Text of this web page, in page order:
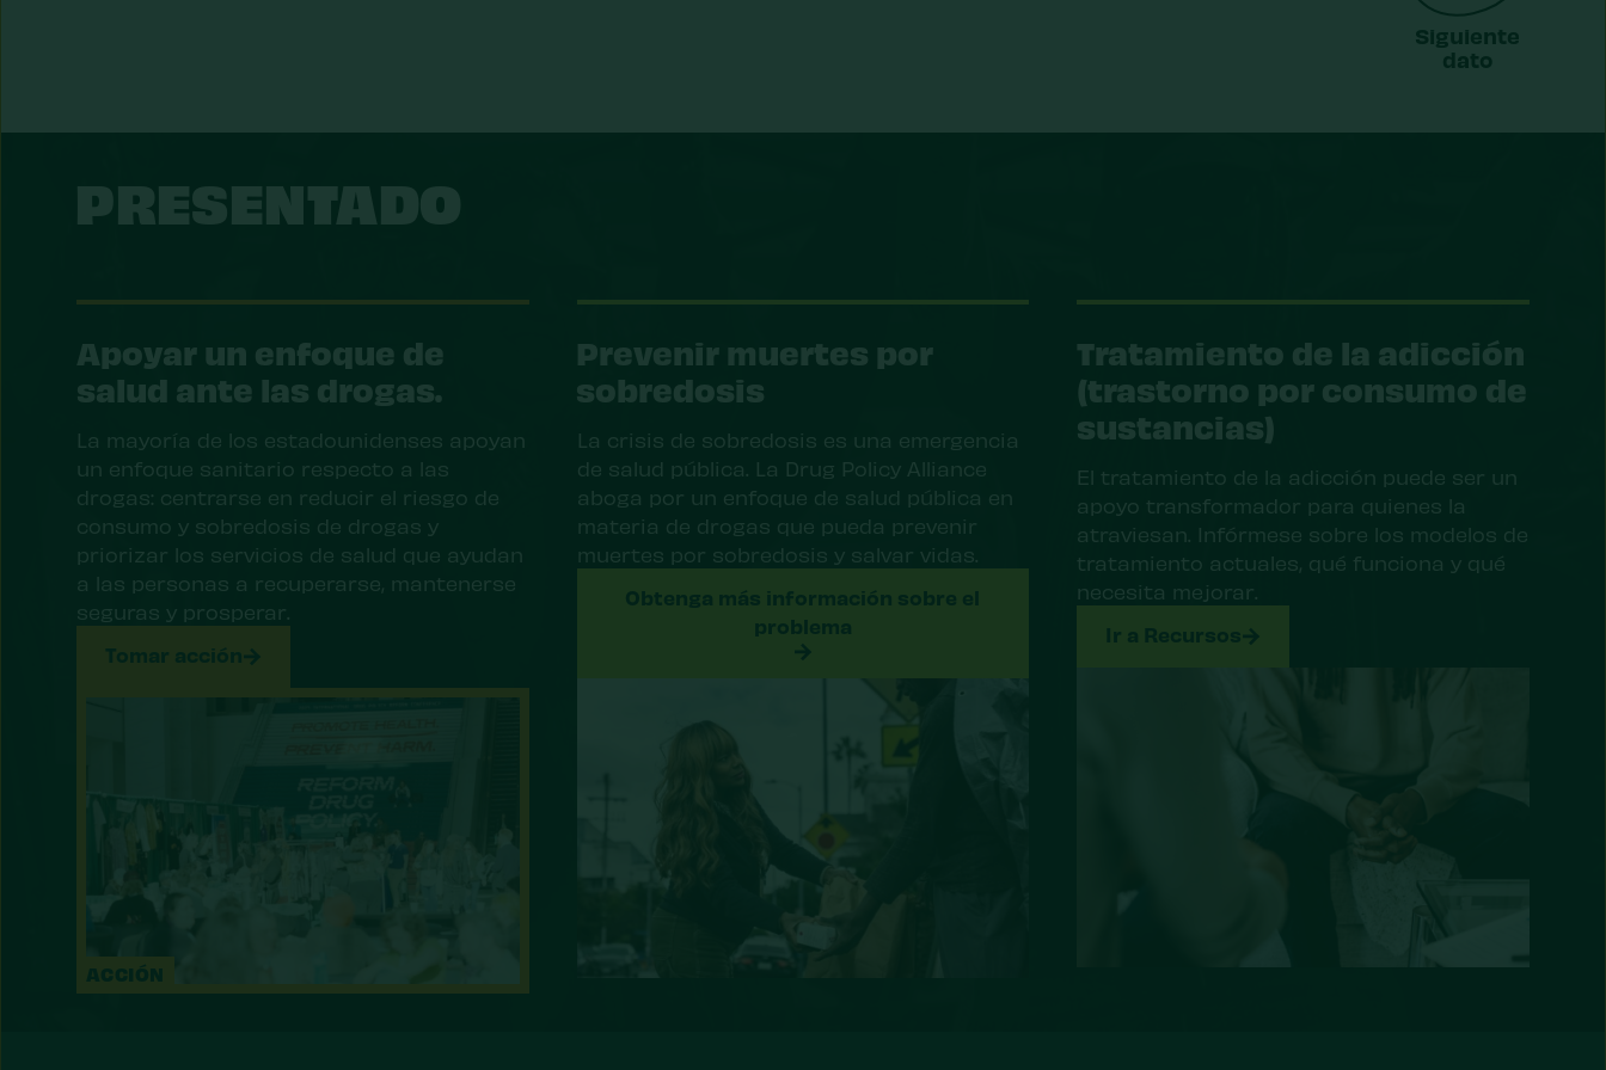
Siguiente
dato
PRESENTADO
Apoyar un enfoque de
salud ante las drogas.
La mayoría de los estadounidenses apoyan
un enfoque sanitario respecto a las
drogas: centrarse en reducir el riesgo de
consumo y sobredosis de drogas y
priorizar los servicios de salud que ayudan
a las personas a recuperarse, mantenerse
seguras y prosperar.
Tomar acción
ACCIÓN
Prevenir muertes por
sobredosis
La crisis de sobredosis es una emergencia
de salud pública. La Drug Policy Alliance
aboga por un enfoque de salud pública en
materia de drogas que pueda prevenir
muertes por sobredosis y salvar vidas.
Tratamiento de la adicción
(trastorno por consumo de
sustancias)
El tratamiento de la adicción puede ser un
apoyo transformador para quienes la
atraviesan. Infórmese sobre los modelos de
tratamiento actuales, qué funciona y qué
necesita mejorar.